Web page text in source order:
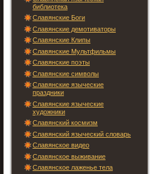
библиотека
Славянские Боги
Славянские демотиваторы
Славянские Клипы
Славянские Мультфильмы
Славянские поэты
Славянские символы
Славянские языческие
праздники
Славянские языческие
художники
Славянский космизм
Славянский языческий словарь
Славянское видео
Славянское выживание
Славянское лаженье тела